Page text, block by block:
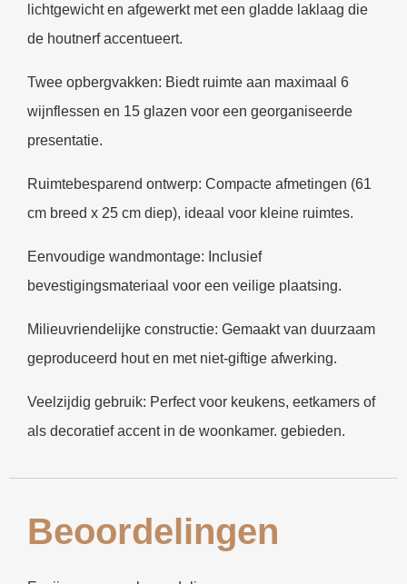
lichtgewicht en afgewerkt met een gladde laklaag die
de houtnerf accentueert.
Twee opbergvakken: Biedt ruimte aan maximaal 6
wijnflessen en 15 glazen voor een georganiseerde
presentatie.
Ruimtebesparend ontwerp: Compacte afmetingen (61
cm breed x 25 cm diep), ideaal voor kleine ruimtes.
Eenvoudige wandmontage: Inclusief
bevestigingsmateriaal voor een veilige plaatsing.
Milieuvriendelijke constructie: Gemaakt van duurzaam
geproduceerd hout en met niet-giftige afwerking.
Veelzijdig gebruik: Perfect voor keukens, eetkamers of
als decoratief accent in de woonkamer. gebieden.
Beoordelingen